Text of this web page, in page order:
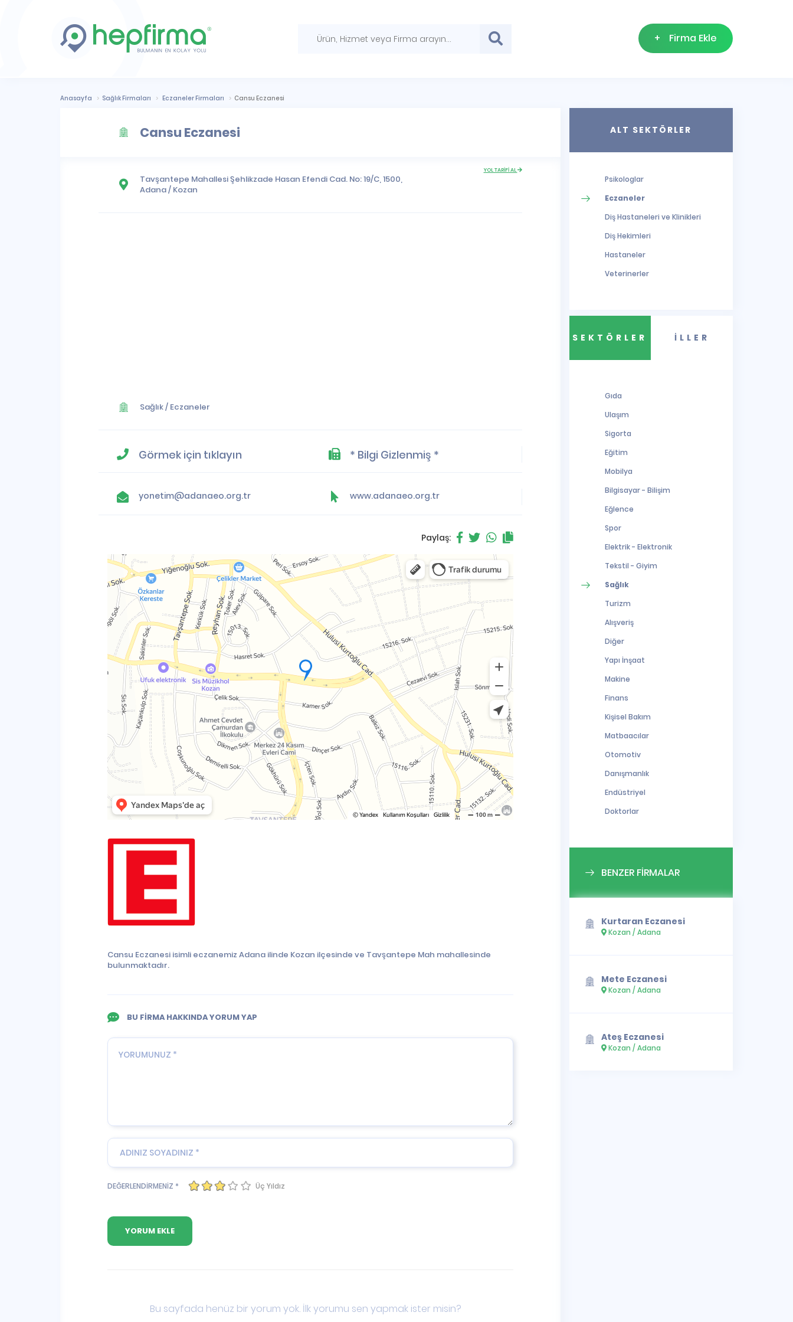
+ Firma Ekle
Anasayfa Sağlık Firmaları Eczaneler Firmaları Cansu Eczanesi
Cansu Eczanesi
Tavşantepe MahallesiŞehlikzade Hasan Efendi Cad. No: 19/C, 1500,
Adana/ Kozan
YOL TARİFİ AL
Sağlık/ Eczaneler
Görmek için tıklayın * Bilgi Gizlenmiş *
yonetim@adanaeo.org.tr www.adanaeo.org.tr
Paylaş:
Cansu Eczanesi isimli eczanemiz Adana ilinde Kozan ilçesinde ve Tavşantepe Mah mahallesinde
bulunmaktadır.
BU FİRMA HAKKINDA YORUM YAP
DEĞERLENDİRMENİZ * Üç Yıldız
Bu sayfada henüz bir yorum yok. İlk yorumu sen yapmak ister misin?
ALT SEKTÖRLER
Psikologlar
Eczaneler
Diş Hastaneleri ve Klinikleri
Diş Hekimleri
Hastaneler
Veterinerler
SEKTÖRLER İLLER
Gıda
Ulaşım
Sigorta
Eğitim
Mobilya
Bilgisayar - Bilişim
Eğlence
Spor
Elektrik - Elektronik
Tekstil - Giyim
Sağlık
Turizm
Alışveriş
Diğer
Yapı İnşaat
Makine
Finans
Kişisel Bakım
Matbaacılar
Otomotiv
Danışmanlık
Endüstriyel
Doktorlar
BENZER FİRMALAR
Kurtaran Eczanesi
Kozan / Adana
Mete Eczanesi
Kozan / Adana
Ateş Eczanesi
Kozan / Adana